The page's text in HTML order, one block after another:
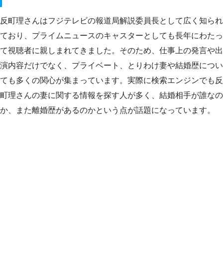
反町理さんはフジテレビの報道局解説委員長として広く知られ
ており、プライムニュースのキャスターとしても長年にわたっ
て視聴者に親しまれてきました。そのため、仕事上の発言や出
演内容だけでなく、プライベート、とりわけ妻や結婚歴につい
ても多くの関心が集まっています。実際に検索エンジンでも反
町理さんの妻に関する情報を探す人が多く、結婚相手が誰なの
か、また離婚歴があるのかという点が話題になっています。